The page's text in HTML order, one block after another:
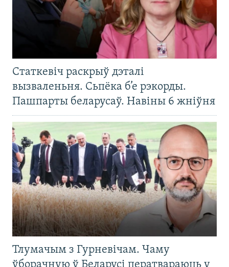
Статкевіч раскрыў дэталі
вызваленьня. Сьпёка б’е рэкорды.
Пашпарты беларусаў. Навіны 6 жніўня
Тлумачым з Гурневічам. Чаму
ўборачную ў Беларусі ператвараюць у